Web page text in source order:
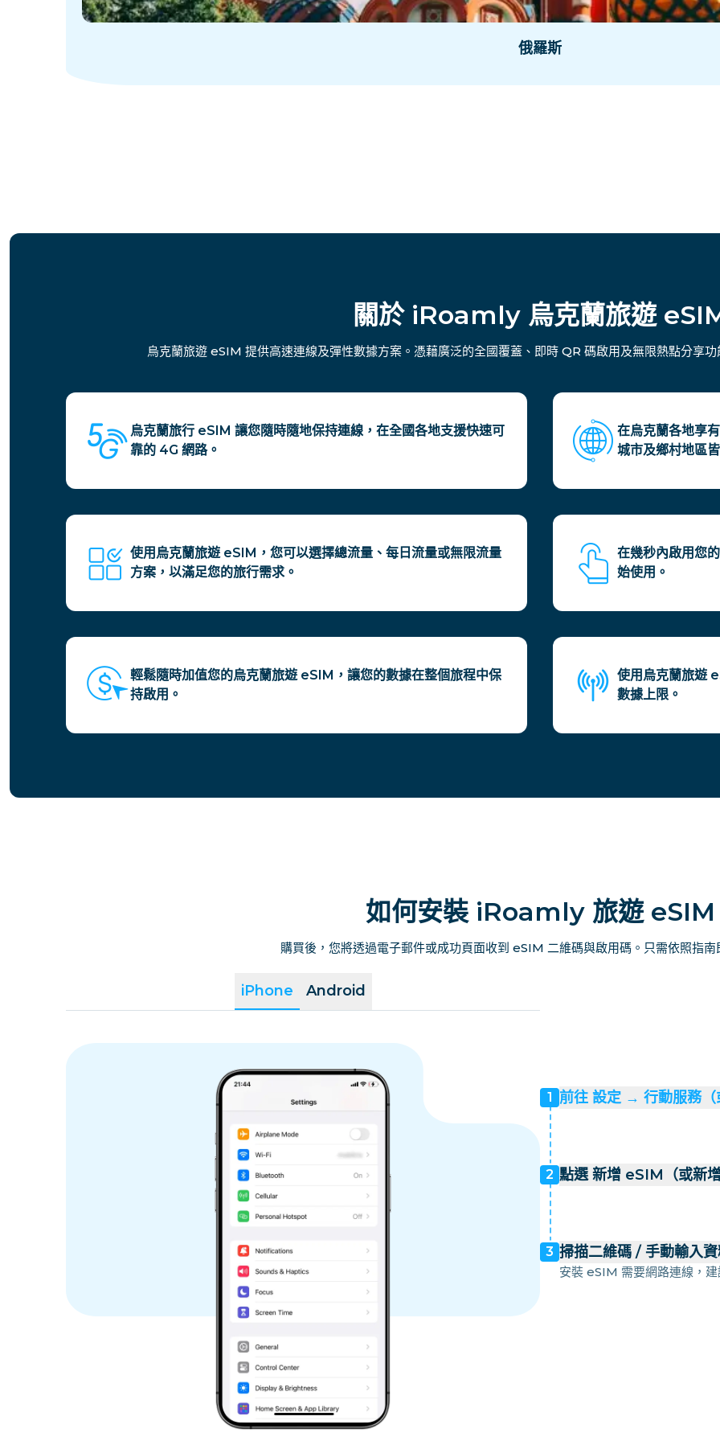
俄羅斯
關於 iRoamly 烏克蘭旅遊
烏克蘭旅遊 eSIM 提供高速連線及彈性數據方案。憑藉廣泛的全國覆蓋、即時 QR 碼啟用及無限熱點分享
烏克蘭旅行 eSIM 讓您隨時隨地保持連線，在全國各地支援快速可
靠的 4G 網路。
在烏克蘭各地享
城市及鄉村地區
使用烏克蘭旅遊 eSIM，您可以選擇總流量、每日流量或無限流量
方案，以滿足您的旅行需求。
在幾秒內啟用您
始使用。
輕鬆隨時加值您的烏克蘭旅遊 eSIM，讓您的數據在整個旅程中保
持啟用。
使用烏克蘭旅遊
數據上限。
如何安裝 iRoamly 旅遊 eSIM
購買後，您將透過電子郵件或成功頁面收到 eSIM 二維碼與啟用碼。只需依照指南
iPhone Android
1 前往 設定 → 行動服務（
2 點選 新增 eSIM（或新增
3 掃描二維碼 / 手動輸入
安裝 eSIM 需要網路連線，